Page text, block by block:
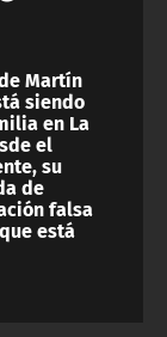
Martín
siendo
en La
el
su
de
falsa
está